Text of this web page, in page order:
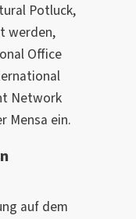
Potluck,
werden,
Office
Network
Mensa ein.
auf dem